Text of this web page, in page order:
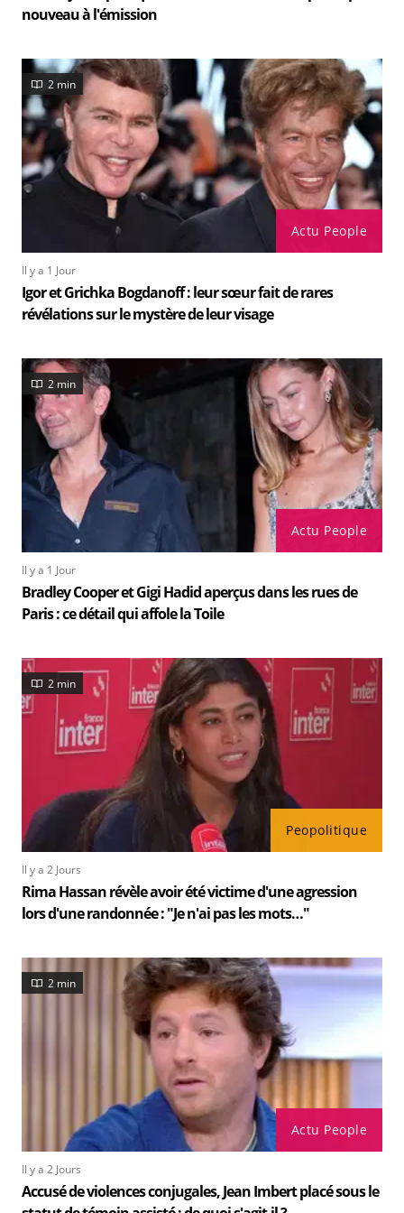
nouveau à l'émission
Actu People
2 min
Il y a 1 Jour
Igor et Grichka Bogdanoff : leur sœur fait de rares
révélations sur le mystère de leur visage
Actu People
2 min
Il y a 1 Jour
Bradley Cooper et Gigi Hadid aperçus dans les rues de
Paris : ce détail qui affole la Toile
Peopolitique
2 min
Il y a 2 Jours
Rima Hassan révèle avoir été victime d'une agression
lors d'une randonnée : "Je n'ai pas les mots…"
Actu People
2 min
Il y a 2 Jours
Accusé de violences conjugales, Jean Imbert placé sous le